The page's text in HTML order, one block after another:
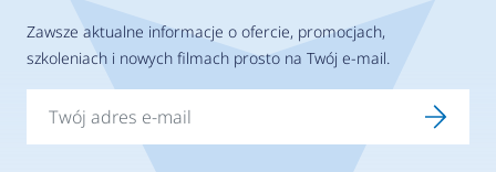
Zawsze aktualne informacje o ofercie, promocjach,
szkoleniach i nowych filmach prosto na Twój e-mail.